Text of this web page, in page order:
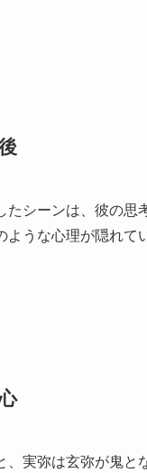
たシーンは、彼の
ような心理が隠れて
、実弥は玄弥が鬼